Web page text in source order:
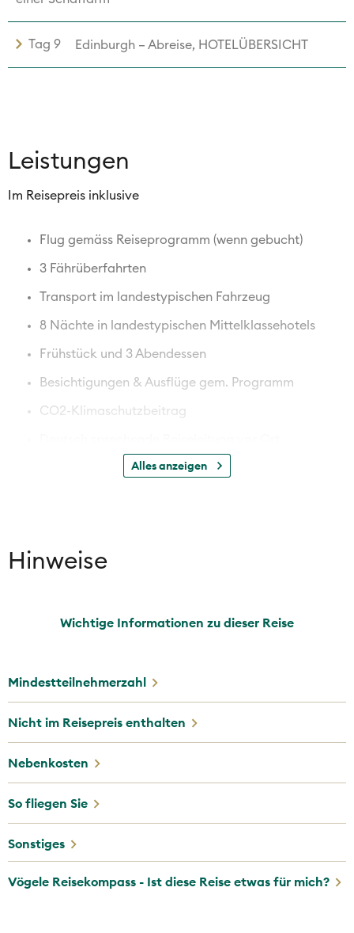
Tag 9 Edinburgh – Abreise, HOTELÜBERSICHT
Leistungen
Im Reisepreis inklusive
Flug gemäss Reiseprogramm (wenn gebucht)
3 Fährüberfahrten
Transport im landestypischen Fahrzeug
8 Nächte in landestypischen Mittelklassehotels
Frühstück und 3 Abendessen
Besichtigungen & Ausflüge gem. Programm
CO2-Klimaschutzbeitrag
Besuch Stirling Castle und Scone Palace
Isle of Skye – Insel der Inneren Hybriden
Besuch einer typischen Schaffarm
Stadtbesichtigung in Glasgow und Edinburgh
Alle Leistungen gemäss Reiseverlauf
optional:ETA Grossbritannien/Schottland
Alles anzeigen
Hinweise
Wichtige Informationen zu dieser Reise
Mindestteilnehmerzahl
Nicht im Reisepreis enthalten
Nebenkosten
So fliegen Sie
Sonstiges
Vögele Reisekompass - Ist diese Reise etwas für mich?